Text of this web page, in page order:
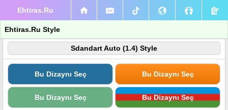
Ehtiras.Ru
Ehtiras.Ru Style
Sdandart Auto (1.4) Style
Bu Dizaynı Seç Bu Dizaynı Seç
Bu Dizaynı Seç Bu Dizaynı Seç